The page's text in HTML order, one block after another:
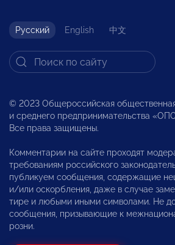
Русский English 中文
© 2023 Общероссийская
и среднего предпринимательства
Все права защищены.
Комментарии на сайте проходят
требованиям российского
публикуем сообщения, содержащие
и/или оскорбления, даже в случае
тире и любыми иными символами. Не
сообщения, призывающие к
розни.